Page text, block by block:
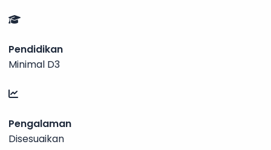
Pendidikan
Minimal D3
Pengalaman
Disesuaikan